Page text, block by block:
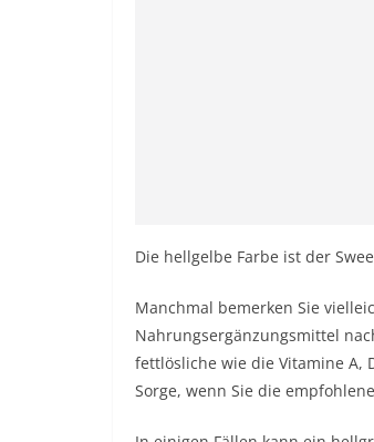
Die hellgelbe Farbe ist der
Manchmal bemerken Sie
Nahrungsergänzungsmittel
fettlösliche wie die Vitamine A,
Sorge, wenn Sie die